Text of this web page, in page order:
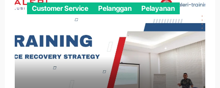
Customer Service Pelanggan Pelayanan